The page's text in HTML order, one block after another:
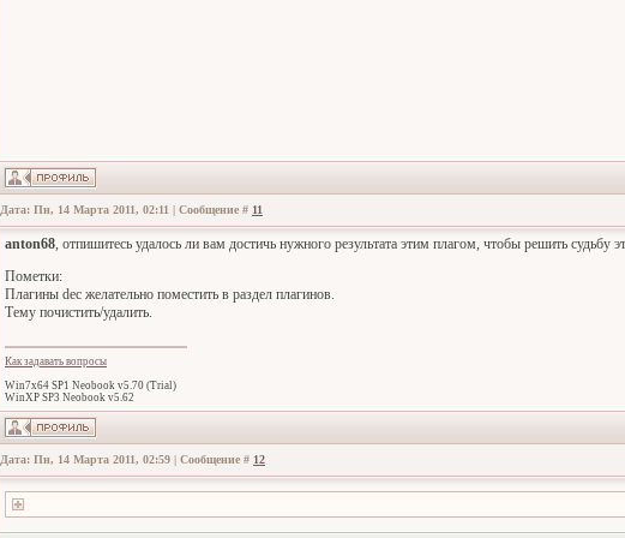
Дата: Пн, 14 Марта 2011, 02:11 | Сообщение # 11
anton68, отпишитесь удалось ли вам достичь нужного результата этим плагом, чтобы решить судьбу
Пометки:
Плагины dec желательно поместить в раздел плагинов.
Тему почистить/удалить.
Как задавать вопросы
Win7x64 SP1 Neobook v5.70 (Trial)
WinXP SP3 Neobook v5.62
Дата: Пн, 14 Марта 2011, 02:59 | Сообщение # 12